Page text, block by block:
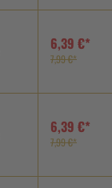
6,39 €*
7,99 €*
6,39 €*
7,99 €*